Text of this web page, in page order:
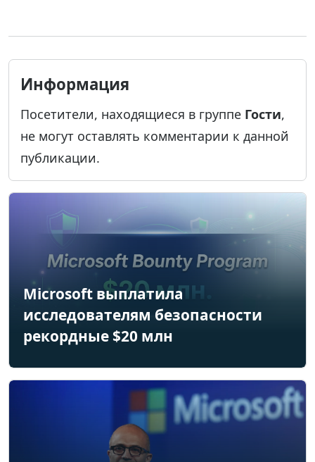
Информация
Посетители, находящиеся в группе Гости,
не могут оставлять комментарии к данной
публикации.
Microsoft выплатила
исследователям безопасности
рекордные $20 млн